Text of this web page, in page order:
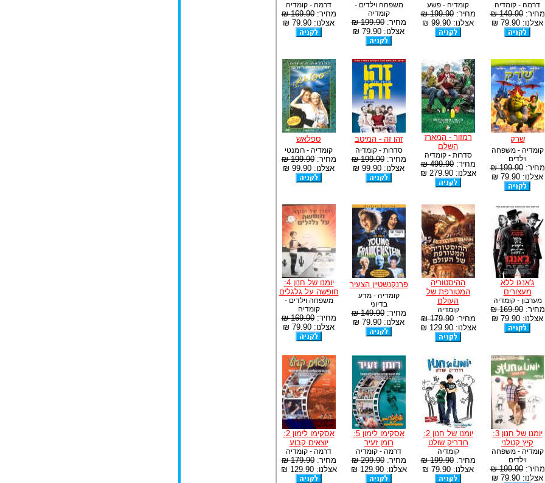
דרמה - קומדיה
מחיר:149.90 ₪
אצלנו: 79.90 ₪
קומדיה - פשע
מחיר:199.90 ₪
אצלנו: 99.90 ₪
משפחה וילדים -
קומדיה
מחיר:199.90 ₪
אצלנו: 79.90 ₪
דרמה - קומדיה
מחיר:169.90 ₪
אצלנו: 79.90 ₪
שרק
קומדיה - משפחה
וילדים
מחיר:199.90 ₪
אצלנו: 79.90 ₪
רמזור - המארז
השלם
סדרות - קומדיה
מחיר:499.90 ₪
אצלנו: 279.90 ₪
זהו זה - המיטב
סדרות - קומדיה
מחיר:199.90 ₪
אצלנו: 99.90 ₪
ספלאש
קומדיה - רומנטי
מחיר:199.90 ₪
אצלנו: 99.90 ₪
ג'אנגו ללא
מעצורים
מערבון - קומדיה
מחיר:169.90 ₪
אצלנו: 79.90 ₪
ההיסטוריה
המטורפת של
העולם
קומדיה
מחיר:179.90 ₪
אצלנו: 129.90 ₪
פרנקנשטיין הצעיר
קומדיה - מדע
בדיוני
מחיר:149.90 ₪
אצלנו: 79.90 ₪
יומנו של חנון 4:
חופשה על גלגלים
משפחה וילדים -
קומדיה
מחיר:169.90 ₪
אצלנו: 79.90 ₪
יומנו של חנון 3:
קיץ קטלני
קומדיה - משפחה
וילדים
מחיר:199.90 ₪
אצלנו: 79.90 ₪
יומנו של חנון 2:
רודריק שולט
קומדיה
מחיר:199.90 ₪
אצלנו: 79.90 ₪
אסקימו לימון 5:
רומן זעיר
דרמה - קומדיה
מחיר:299.90 ₪
אצלנו: 129.90 ₪
אסקימו לימון 2:
יוצאים קבוע
דרמה - קומדיה
מחיר:179.90 ₪
אצלנו: 129.90 ₪